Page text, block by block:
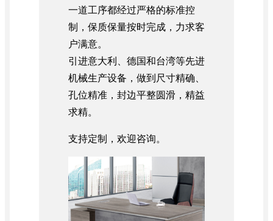
一道工序都经过严格的标准控
制，保质保量按时完成，力求客
户满意。
引进意大利、德国和台湾等先进
机械生产设备，做到尺寸精确、
孔位精准，封边平整圆滑，精益
求精。
支持定制，欢迎咨询。